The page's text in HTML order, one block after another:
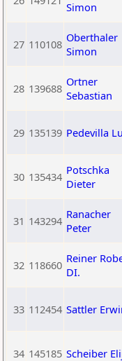
Simon
27 110108 Oberthaler
Simon
28 139688 Ortner
Sebastian
29 135139 Pedevilla
30 135434 Potschka
Dieter
31 143294 Ranacher
Peter
32 118660 Reiner
DI.
33 112454 Sattler
34 145185 Scheiber